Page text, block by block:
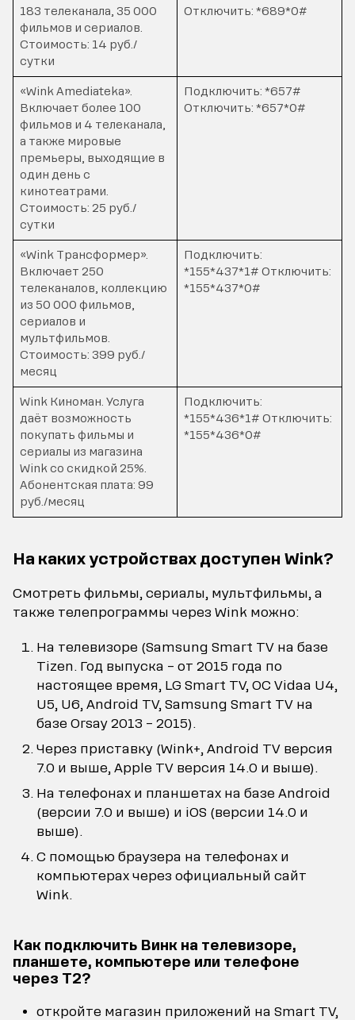
183 телеканала, 35 000
фильмов и сериалов.
Стоимость: 14 руб./
сутки
Отключить: *689*0#
«Wink Amediateka».
Включает более 100
фильмов и 4 телеканала,
а также мировые
премьеры, выходящие в
один день с
кинотеатрами.
Стоимость: 25 руб./
сутки
Подключить: *657#
Отключить: *657*0#
«Wink Трансформер».
Включает 250
телеканалов, коллекцию
из 50 000 фильмов,
сериалов и
мультфильмов.
Стоимость: 399 руб./
месяц
Подключить:
*155*437*1# Отключить:
*155*437*0#
Wink Киноман. Услуга
даёт возможность
покупать фильмы и
сериалы из магазина
Wink со скидкой 25%.
Абонентская плата: 99
руб./месяц
Подключить:
*155*436*1# Отключить:
*155*436*0#
На каких устройствах доступен Wink?
Смотреть фильмы, сериалы, мультфильмы, а
также телепрограммы через Wink можно:
На телевизоре (Samsung Smart TV на базе
Tizen. Год выпуска – от 2015 года по
настоящее время, LG Smart TV, OC Vidaa U4,
U5, U6, Android TV, Samsung Smart TV на
базе Orsay 2013 – 2015).
Через приставку (Wink+, Android TV версия
7.0 и выше, Apple TV версия 14.0 и выше).
На телефонах и планшетах на базе Android
(версии 7.0 и выше) и iOS (версии 14.0 и
выше).
С помощью браузера на телефонах и
компьютерах через официальный сайт
Wink.
Как подключить Винк на телевизоре,
планшете, компьютере или телефоне
через Т2?
откройте магазин приложений на Smart TV,